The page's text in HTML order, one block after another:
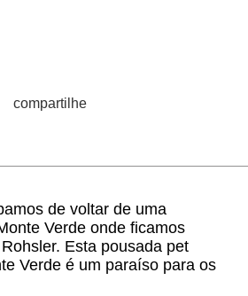
compartilhe
de voltar de uma
Verde onde ficamos
Esta pousada pet
Verde é um paraíso para os